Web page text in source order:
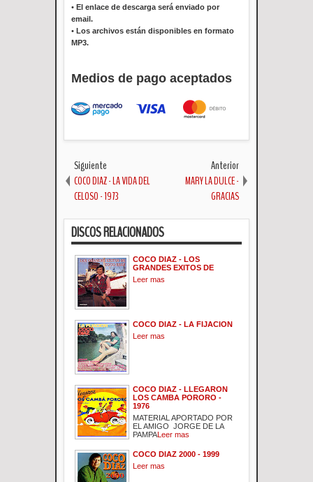
• El enlace de descarga será enviado por
email.
• Los archivos están disponibles en formato
MP3.
Medios de pago aceptados
Siguiente
COCO DIAZ - LA VIDA DEL
CELOSO - 1973
Anterior
MARY LA DULCE -
GRACIAS
DISCOS RELACIONADOS
COCO DIAZ - LOS
GRANDES EXITOS DE
Leer mas
COCO DIAZ - LA FIJACION
Leer mas
COCO DIAZ - LLEGARON
LOS CAMBA PORORO -
1976
MATERIAL APORTADO POR
EL AMIGO JORGE DE LA
PAMPALeer mas
COCO DIAZ 2000 - 1999
Leer mas